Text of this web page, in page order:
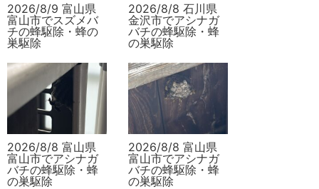
2026/8/9 富山県
富山市でスズメバ
チの蜂駆除・蜂の
巣駆除
2026/8/8 石川県
金沢市でアシナガ
バチの蜂駆除・蜂
の巣駆除
2026/8/8 富山県
富山市でアシナガ
バチの蜂駆除・蜂
の巣駆除
2026/8/8 富山県
富山市でアシナガ
バチの蜂駆除・蜂
の巣駆除